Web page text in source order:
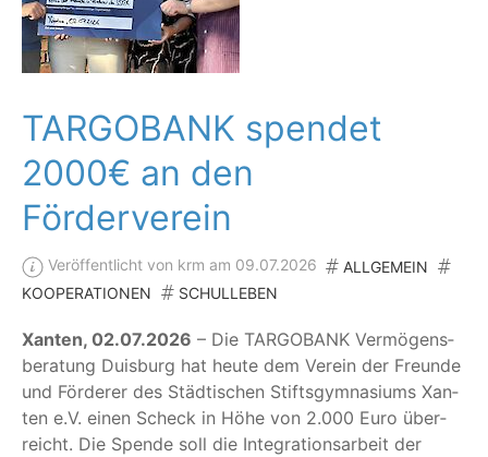
TARGOBANK spendet
2000€ an den
Förderverein
Veröffentlicht von krm am 09.07.2026
ALLGEMEIN
KOOPERATIONEN
SCHULLEBEN
Xan­ten, 02.07.2026 – Die TARG­OBANK Ver­mö­gens­
be­ra­tung Duis­burg hat heu­te dem Ver­ein der Freun­de
und För­de­rer des Städ­ti­schen Stifts­gym­na­si­ums Xan­
ten e.V. einen Scheck in Höhe von 2.000 Euro über­
reicht. Die Spen­de soll die Inte­gra­ti­ons­ar­beit der